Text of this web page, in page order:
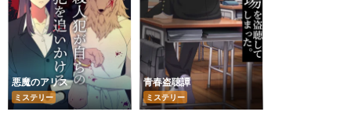
悪魔のアリス
ミステリー
青春盗聴譚
ミステリー